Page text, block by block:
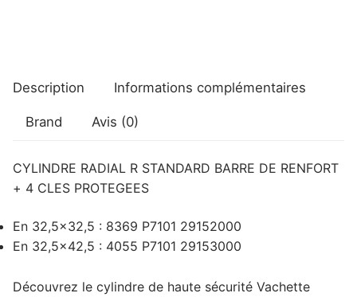
PROTEGEES
Description Informations complémentaires
Brand Avis (0)
CYLINDRE RADIAL R STANDARD BARRE DE RENFORT
+ 4 CLES PROTEGEES
En 32,5×32,5 : 8369 P7101 29152000
En 32,5×42,5 : 4055 P7101 29153000
Découvrez le cylindre de haute sécurité Vachette